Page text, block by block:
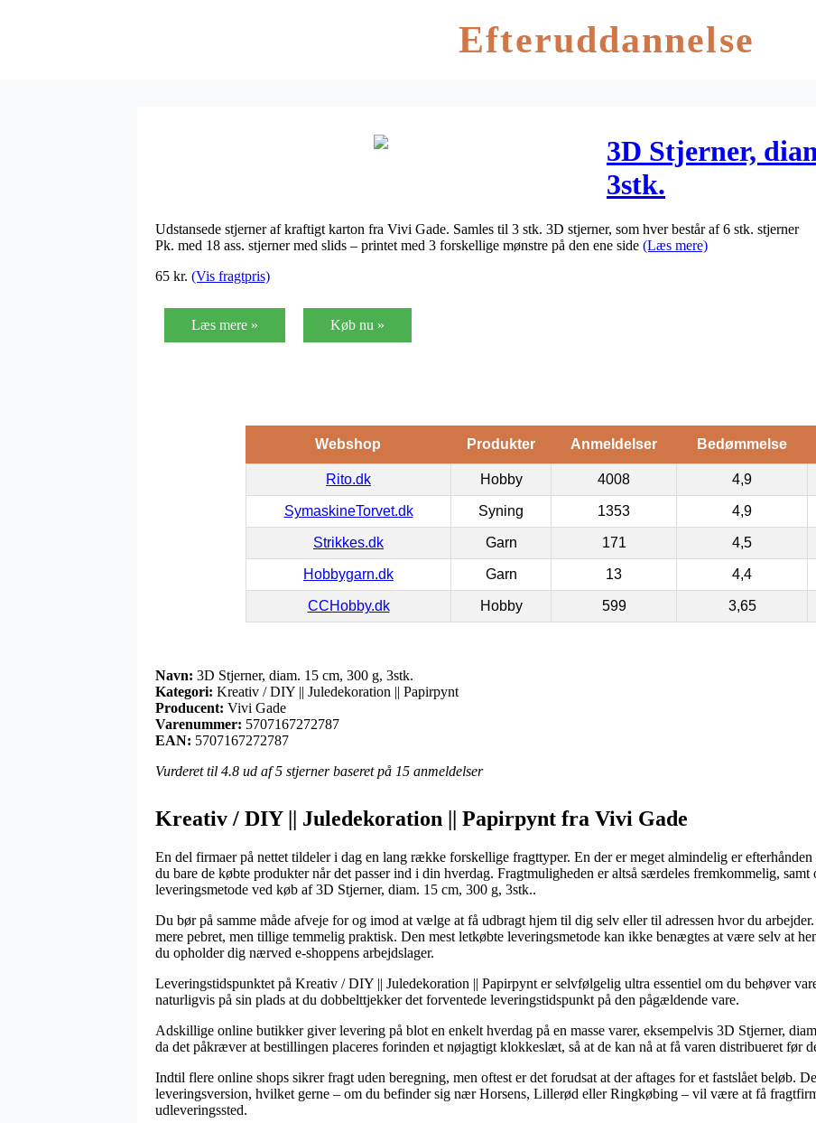
Efteruddannelse
3D Stjerner,
3stk.
Udstansede stjerner af kraftigt karton fra Vivi Gade. Samles til 3 stk. 3D stjerner, som hver består af 6 stk. stjerner
Pk. med 18 ass. stjerner med slids – printet med 3 forskellige mønstre på den ene side (Læs mere)
65 kr. (Vis fragtpris)
Læs mere » Køb nu »
Webshop Produkter Anmeldelser Bedømmelse
Rito.dk Hobby 4008 4,9
SymaskineTorvet.dk Syning 1353 4,9
Strikkes.dk Garn 171 4,5
Hobbygarn.dk Garn 13 4,4
CCHobby.dk Hobby 599 3,65
Navn: 3D Stjerner, diam. 15 cm, 300 g, 3stk.
Kategori: Kreativ / DIY || Juledekoration || Papirpynt
Producent: Vivi Gade
Varenummer: 5707167272787
EAN: 5707167272787
Vurderet til 4.8 ud af 5 stjerner baseret på 15 anmeldelser
Kreativ / DIY || Juledekoration || Papirpynt fra Vivi Gade
En del firmaer på nettet tildeler i dag en lang række forskellige fragttyper. En der er meget almindelig er efterhånden
du bare de købte produkter når det passer ind i din hverdag. Fragtmuligheden er altså særdeles fremkommelig,
leveringsmetode ved køb af 3D Stjerner, diam. 15 cm, 300 g, 3stk..
Du bør på samme måde afveje for og imod at vælge at få udbragt hjem til dig selv eller til adressen hvor du
mere pebret, men tillige temmelig praktisk. Den mest letkøbte leveringsmetode kan ikke benægtes at være selv at
du opholder dig nærved e-shoppens arbejdslager.
Leveringstidspunktet på Kreativ / DIY || Juledekoration || Papirpynt er selvfølgelig ultra essentiel om du behøver
naturligvis på sin plads at du dobbelttjekker det forventede leveringstidspunkt på den pågældende vare.
Adskillige online butikker giver levering på blot en enkelt hverdag på en masse varer, eksempelvis 3D Stjerner,
da det påkræver at bestillingen placeres forinden et nøjagtigt klokkeslæt, så at de kan nå at få varen distribueret før
Indtil flere online shops sikrer fragt uden beregning, men oftest er det forudsat at der aftages for et fastslået beløb.
leveringsversion, hvilket gerne – om du befinder sig nær Horsens, Lillerød eller Ringkøbing – vil være at få
udleveringssted.